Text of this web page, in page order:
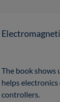
The book shows
helps
controllers.